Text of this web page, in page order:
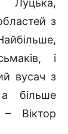
з
і
вусач з
більше
– Віктор